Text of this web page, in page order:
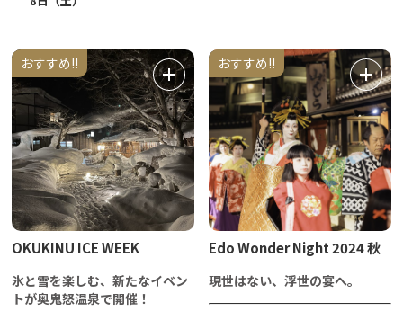
おすすめ!!
OKUKINU ICE WEEK
氷と雪を楽しむ、新たなイベン
トが奥鬼怒温泉で開催！
おすすめ!!
Edo Wonder Night 2024 秋
現世はない、浮世の宴へ。